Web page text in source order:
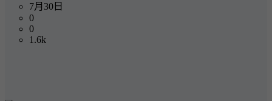
7月30日
0
0
1.6k